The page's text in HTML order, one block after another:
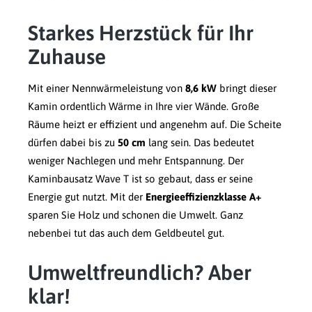
Starkes Herzstück für Ihr
Zuhause
Mit einer Nennwärmeleistung von 8,6 kW bringt dieser
Kamin ordentlich Wärme in Ihre vier Wände. Große
Räume heizt er effizient und angenehm auf. Die Scheite
dürfen dabei bis zu 50 cm lang sein. Das bedeutet
weniger Nachlegen und mehr Entspannung. Der
Kaminbausatz Wave T ist so gebaut, dass er seine
Energie gut nutzt. Mit der Energieeffizienzklasse A+
sparen Sie Holz und schonen die Umwelt. Ganz
nebenbei tut das auch dem Geldbeutel gut.
Umweltfreundlich? Aber
klar!